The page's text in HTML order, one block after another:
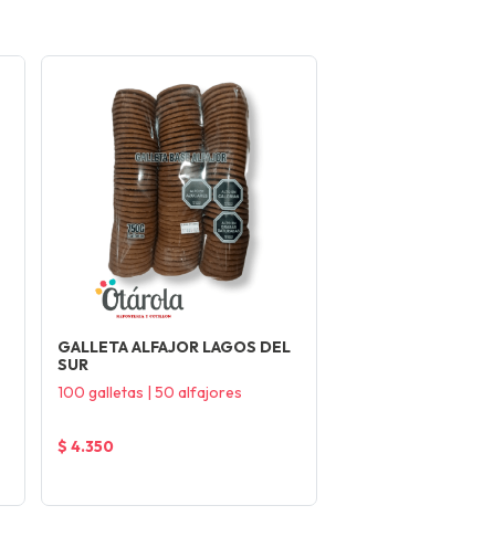
GALLETA ALFAJOR LAGOS DEL
SUR
100 galletas | 50 alfajores
$ 4.350